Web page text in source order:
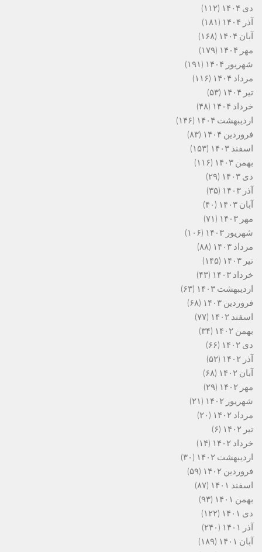
دی ۱۴۰۴
(۱۱۲)
آذر ۱۴۰۴
(۱۸۱)
آبان ۱۴۰۴
(۱۶۸)
مهر ۱۴۰۴
(۱۷۹)
شهریور ۱۴۰۴
(۱۹۱)
مرداد ۱۴۰۴
(۱۱۶)
تیر ۱۴۰۴
(۵۳)
خرداد ۱۴۰۴
(۴۸)
اردیبهشت ۱۴۰۴
(۱۴۶)
فروردین ۱۴۰۴
(۸۳)
اسفند ۱۴۰۳
(۱۵۳)
بهمن ۱۴۰۳
(۱۱۶)
دی ۱۴۰۳
(۲۹)
آذر ۱۴۰۳
(۳۵)
آبان ۱۴۰۳
(۴۰)
مهر ۱۴۰۳
(۷۱)
شهریور ۱۴۰۳
(۱۰۶)
مرداد ۱۴۰۳
(۸۸)
تیر ۱۴۰۳
(۱۴۵)
خرداد ۱۴۰۳
(۴۳)
اردیبهشت ۱۴۰۳
(۶۳)
فروردین ۱۴۰۳
(۶۸)
اسفند ۱۴۰۲
(۷۷)
بهمن ۱۴۰۲
(۳۴)
دی ۱۴۰۲
(۶۶)
آذر ۱۴۰۲
(۵۲)
آبان ۱۴۰۲
(۶۸)
مهر ۱۴۰۲
(۲۹)
شهریور ۱۴۰۲
(۲۱)
مرداد ۱۴۰۲
(۲۰)
تیر ۱۴۰۲
(۶)
خرداد ۱۴۰۲
(۱۴)
اردیبهشت ۱۴۰۲
(۳۰)
فروردین ۱۴۰۲
(۵۹)
اسفند ۱۴۰۱
(۸۷)
بهمن ۱۴۰۱
(۹۳)
دی ۱۴۰۱
(۱۲۲)
آذر ۱۴۰۱
(۲۴۰)
آبان ۱۴۰۱
(۱۸۹)